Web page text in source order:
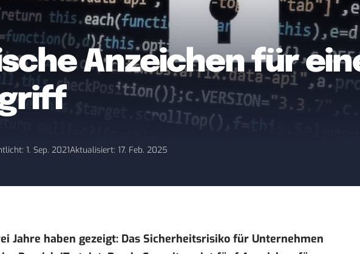
Anzeichen für
1. Sep. 2021Aktualisiert: 17. Feb. 2025
Jahre haben gezeigt: Das Sicherheitsrisiko für Unternehmen